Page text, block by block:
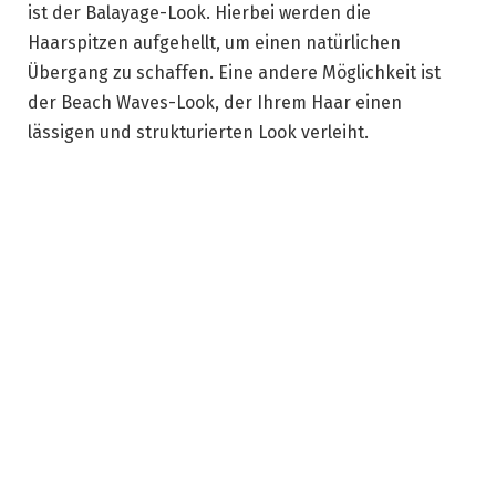
ist der Balayage-Look. Hierbei werden die
Haarspitzen aufgehellt, um einen natürlichen
Übergang zu schaffen. Eine andere Möglichkeit ist
der Beach Waves-Look, der Ihrem Haar einen
lässigen und strukturierten Look verleiht.